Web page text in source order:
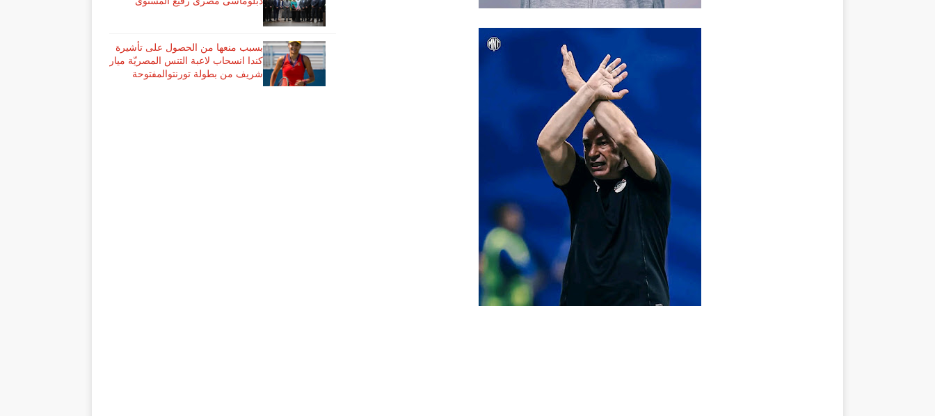
بسبب منعها من الحصول على تأشيرة
كندا انسحاب لاعبة ​التنس​ المصريّة ​ميار
شريف​ من بطولة ​تورنتو​المفتوحة